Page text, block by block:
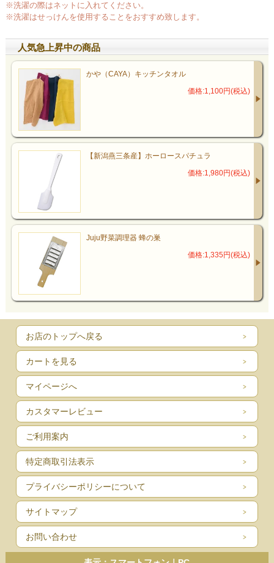
※洗濯の際はネットに入れてください。
※洗濯はせっけんを使用することをおすすめ致します。
人気急上昇中の商品
かや（CAYA）キッチンタオル
価格:1,100円(税込)
【新潟燕三条産】ホーロースパチュラ
価格:1,980円(税込)
Juju野菜調理器 蜂の巣
価格:1,335円(税込)
お店のトップへ戻る
カートを見る
マイページへ
カスタマーレビュー
ご利用案内
特定商取引法表示
プライバシーポリシーについて
サイトマップ
お問い合わせ